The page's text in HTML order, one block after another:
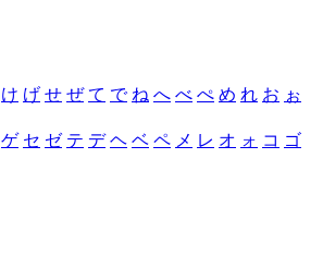
け げ せ ぜ て で ね へ べ ぺ め れ お ぉ
ゲ セ ゼ テ デ ヘ ベ ペ メ レ オ ォ コ ゴ